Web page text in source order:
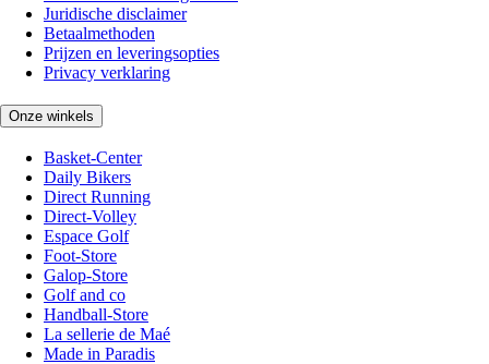
Juridische disclaimer
Betaalmethoden
Prijzen en leveringsopties
Privacy verklaring
Onze winkels
Basket-Center
Daily Bikers
Direct Running
Direct-Volley
Espace Golf
Foot-Store
Galop-Store
Golf and co
Handball-Store
La sellerie de Maé
Made in Paradis